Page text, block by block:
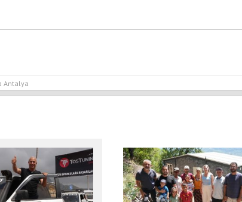
Antalya